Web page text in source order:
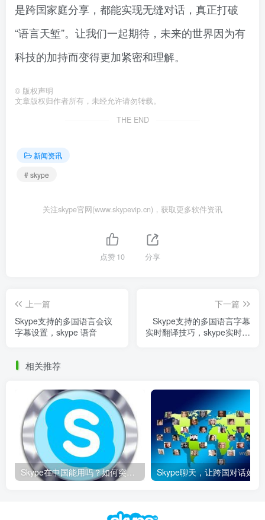
是跨国家庭分享，都能实现无缝对话，真正打破
“语言天堑”。让我们一起期待，未来的世界因为有
科技的加持而变得更加紧密和理解。
© 版权声明
文章版权归作者所有，未经允许请勿转载。
THE END
新闻资讯
# skype
关注skype官网(www.skypevip.cn)，获取更多软件资讯
点赞10 分享
上一篇
Skype支持的多国语言会议
字幕设置，skype 语音
下一篇
Skype支持的多国语言字幕
实时翻译技巧，skype实时翻
相关推荐
Skype在中国能用吗？如何突破限制畅享全球通话